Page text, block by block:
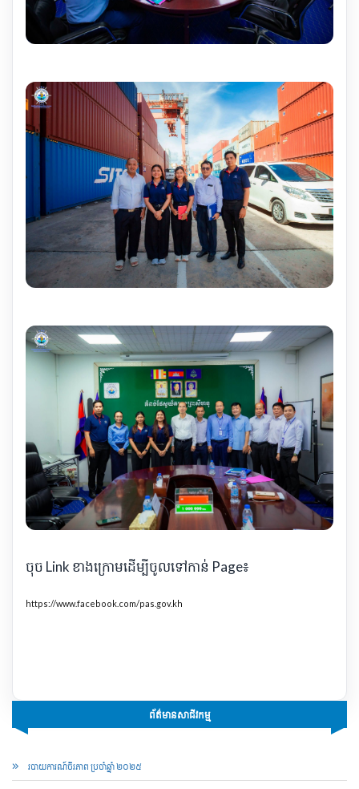
ចុច Link ខាងក្រោមដើម្បីចូលទៅកាន់ Page៖
https://www.facebook.com/pas.gov.kh
ព័ត៌មានសាជីវកម្ម
របាយការណ៍ចីរភាព ប្រចាំឆ្នាំ ២០២៥